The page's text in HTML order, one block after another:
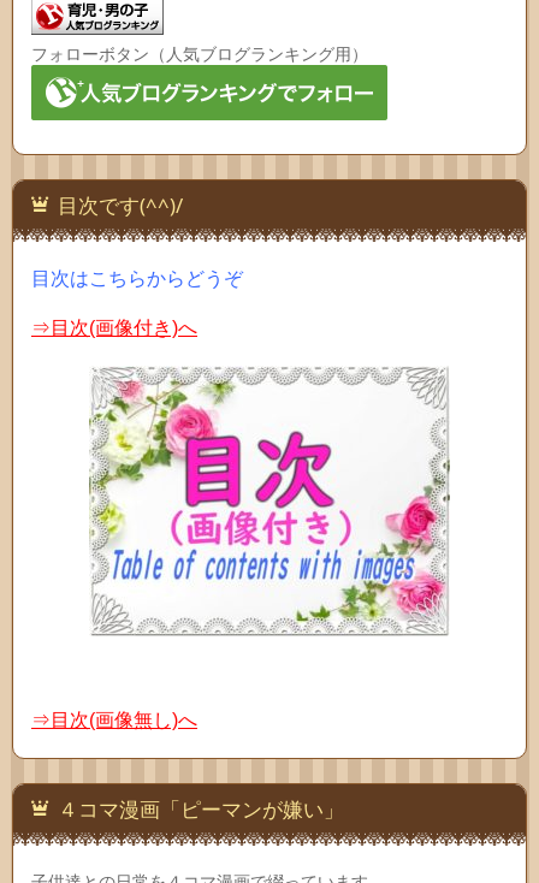
フォローボタン（人気ブログランキング用）
目次です(^^)/
目次はこちらからどうぞ
⇒目次(画像付き)へ
⇒目次(画像無し)へ
４コマ漫画「ピーマンが嫌い」